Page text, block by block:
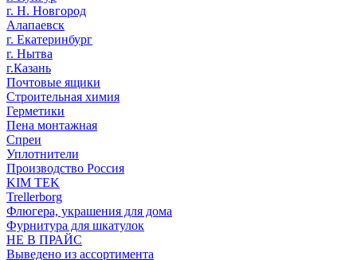
г. Н. Новгород
Алапаевск
г. Екатеринбург
г. Нытва
г.Казань
Почтовые ящики
Строительная химия
Герметики
Пена монтажная
Спреи
Уплотнители
Производство Россия
KIM TEK
Trellerborg
Флюгера, украшения для дома
Фурнитура для шкатулок
НЕ В ПРАЙС
Выведено из ассортимента